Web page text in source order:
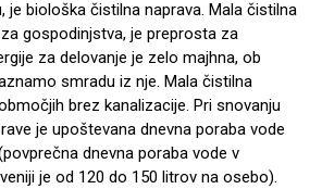
je biološka čistilna naprava. Mala čistilna
gospodinjstva, je preprosta za
za delovanje je zelo majhna, ob
smradu iz nje. Mala čistilna
brez kanalizacije. Pri snovanju
je upoštevana dnevna poraba vode
dnevna poraba vode v
je od 120 do 150 litrov na osebo).